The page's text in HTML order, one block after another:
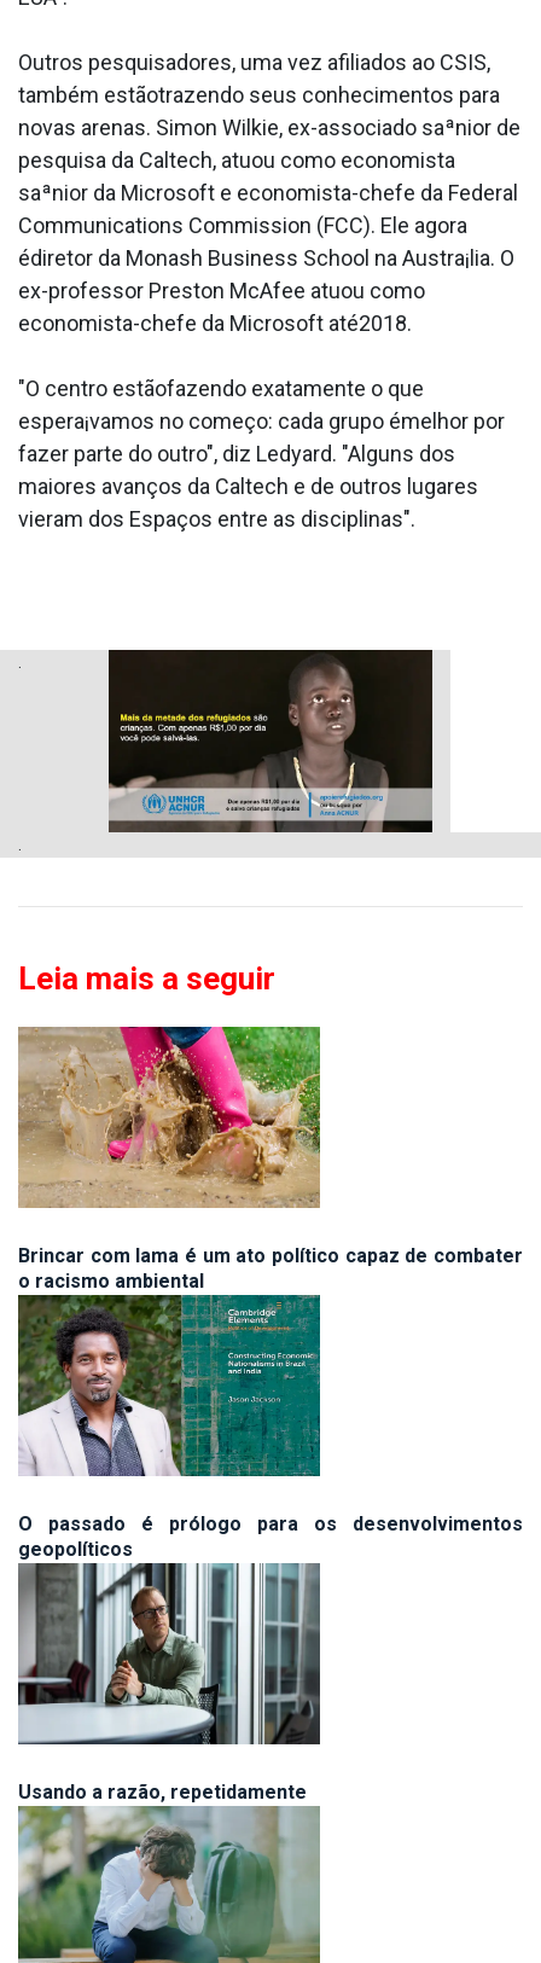
Outros pesquisadores, uma vez afiliados ao CSIS,
também estãotrazendo seus conhecimentos para
novas arenas. Simon Wilkie, ex-associado saªnior de
pesquisa da Caltech, atuou como economista
saªnior da Microsoft e economista-chefe da Federal
Communications Commission (FCC). Ele agora
édiretor da Monash Business School na Austra¡lia. O
ex-professor Preston McAfee atuou como
economista-chefe da Microsoft até2018.
"O centro estãofazendo exatamente o que
espera¡vamos no começo: cada grupo émelhor por
fazer parte do outro", diz Ledyard. "Alguns dos
maiores avanços da Caltech e de outros lugares
vieram dos Espaços entre as disciplinas".
Leia mais a seguir
Brincar com lama é um ato político capaz de combater
o racismo ambiental
O passado é prólogo para os desenvolvimentos
geopolíticos
Usando a razão, repetidamente